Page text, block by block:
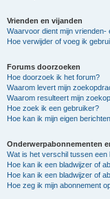
Vrienden en vijanden
Waarvoor dient mijn vrienden-
Hoe verwijder of voeg ik
Forums doorzoeken
Hoe doorzoek ik het forum?
Waarom levert mijn
Waarom resulteert mijn
Hoe zoek ik een gebruiker?
Hoe kan ik mijn eigen
Onderwerpabonnementen
Wat is het verschil tussen een
Hoe kan ik een bladwijzer of
Hoe kan ik een bladwijzer of
Hoe zeg ik mijn abonnement